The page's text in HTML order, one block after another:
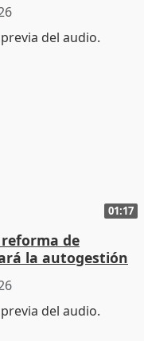
01:17
de
la autogestión